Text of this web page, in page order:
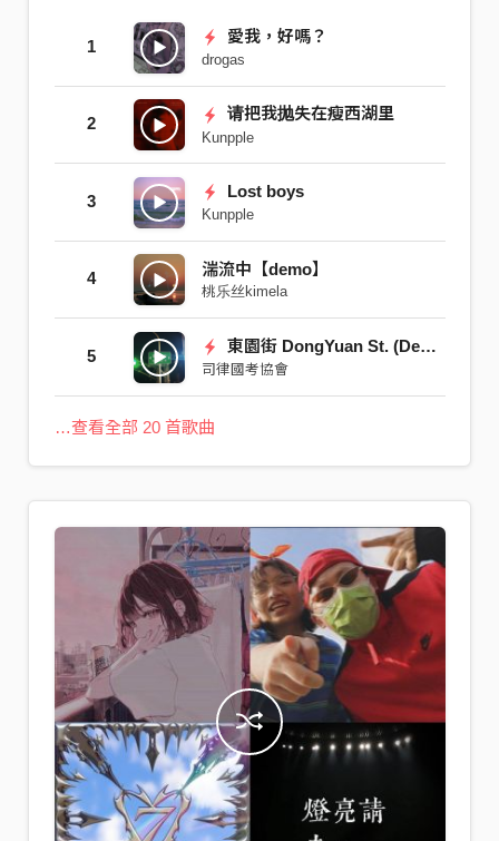
1
愛我，好嗎？
drogas
2
请把我抛失在瘦西湖里
Kunpple
3
Lost boys
Kunpple
4 湍流中【demo】
桃乐丝kimela
5
東園街 DongYuan St. (Demo)
司律國考協會
…查看全部 20 首歌曲